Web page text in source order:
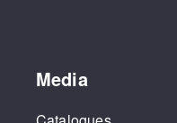
Media